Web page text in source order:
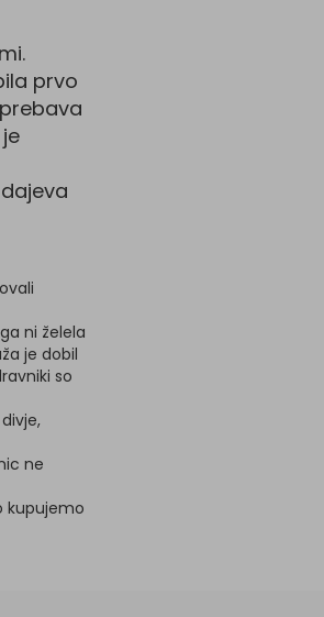
prvo
ni želela
je dobil
so
ne
kupujemo